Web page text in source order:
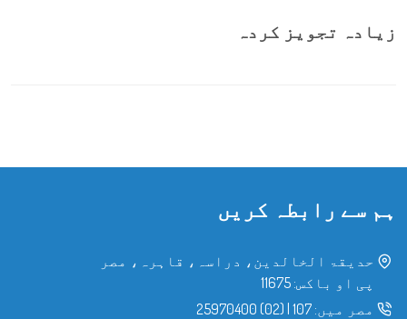
زیادہ تجویز کردہ
ہم سے رابطہ کریں
حدیقۃ الخالدین، دراسہ، قاہرہ، مصر
پی او باکس: 11675
مصر میں: 107
|
(02) 25970400